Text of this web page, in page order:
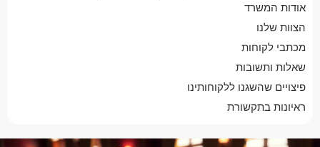
אודות המשרד
הצוות שלנו
מכתבי לקוחות
שאלות ותשובות
פיצויים שהשגנו ללקוחותינו
ראיונות בתקשורת